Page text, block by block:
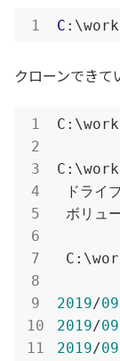
C
クローンできて
ドライ
ボリュ
2019/09
2019/09
2019/09